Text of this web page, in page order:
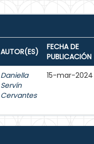
AUTOR(ES)
FECHA DE
PUBLICACIÓN
Daniella
Servín
Cervantes
15-mar-2024